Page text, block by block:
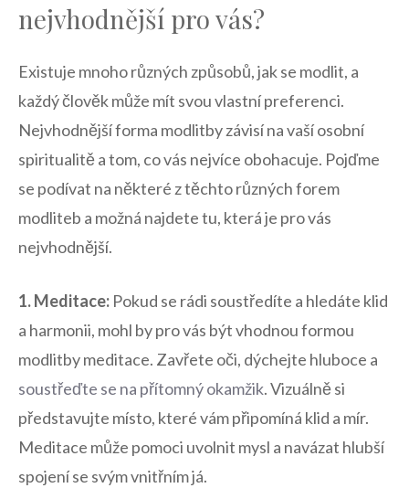
nejvhodnější pro vás?
Existuje ‍mnoho různých způsobů, jak se modlit, a
každý člověk​ může mít svou vlastní preferenci.
Nejvhodnější forma‌ modlitby‍ závisí na vaší osobní​
spiritualitě‍ a tom, co⁢ vás nejvíce obohacuje. ⁢Pojďme
se podívat na některé z těchto ​různých forem
modliteb a možná najdete tu, která je pro vás
⁤nejvhodnější.
1. Meditace: Pokud se rádi soustředíte‌ a hledáte klid
⁣a harmonii, mohl by pro vás být ⁢vhodnou ⁤formou
modlitby meditace. Zavřete ‍oči, dýchejte hluboce a ‍
soustřeďte se‌ na přítomný okamžik. Vizuálně si
představujte místo, které ⁢vám ​připomíná klid a​ mír. ​
Meditace může pomoci uvolnit mysl a ⁣navázat hlubší
spojení se svým vnitřním​ já.